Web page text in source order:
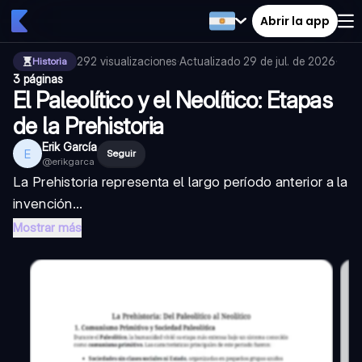
Abrir la app
Historia 292 visualizaciones·Actualizado 29 de jul. de 2026·
3 páginas
El Paleolítico y el Neolítico: Etapas
de la Prehistoria
E Erik García
@erikgarca
Seguir
La Prehistoria representa el largo período anterior a la
invención...
Mostrar más